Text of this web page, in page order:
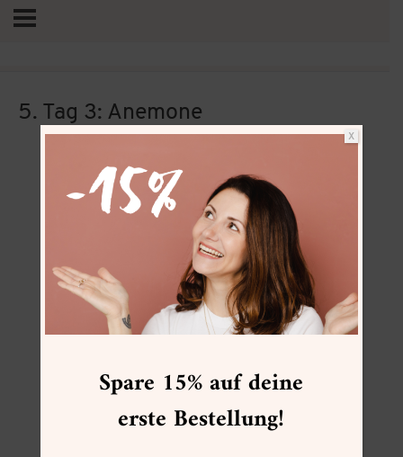
5. Tag 3: Anemone
Vertrag widerrufen
Spare 15% auf deine
erste Bestellung!
X